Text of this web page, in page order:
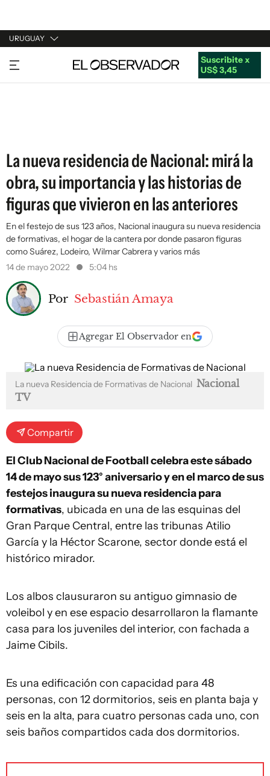
URUGUAY
URUGUAY
ARGENTINA
Suscribite x
US$ 3,45
La nueva residencia de Nacional: mirá la
obra, su importancia y las historias de
figuras que vivieron en las anteriores
En el festejo de sus 123 años, Nacional inaugura su nueva residencia
de formativas, el hogar de la cantera por donde pasaron figuras
como Suárez, Lodeiro, Wilmar Cabrera y varios más
14 de mayo 2022
5:04 hs
Por Sebastián Amaya
Agregar El Observador en
La nueva Residencia de Formativas de Nacional Nacional
TV
Compartir
El Club Nacional de Football celebra este sábado
14 de mayo sus 123° aniversario y en el marco de sus
festejos inaugura su nueva residencia para
formativas, ubicada en una de las esquinas del
Gran Parque Central, entre las tribunas Atilio
García y la Héctor Scarone, sector donde está el
histórico mirador.
Los albos clausuraron su antiguo gimnasio de
voleibol y en ese espacio desarrollaron la flamante
casa para los juveniles del interior, con fachada a
Jaime Cibils.
Es una edificación con capacidad para 48
personas, con 12 dormitorios, seis en planta baja y
seis en la alta, para cuatro personas cada uno, con
seis baños compartidos cada dos dormitorios.